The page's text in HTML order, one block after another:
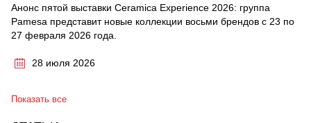
Анонс пятой выставки Ceramica Experience 2026: группа
Pamesa представит новые коллекции восьми брендов с 23 по
27 февраля 2026 года.
28 июля 2026
Показать все